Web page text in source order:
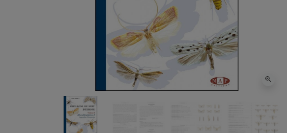
zoom_in